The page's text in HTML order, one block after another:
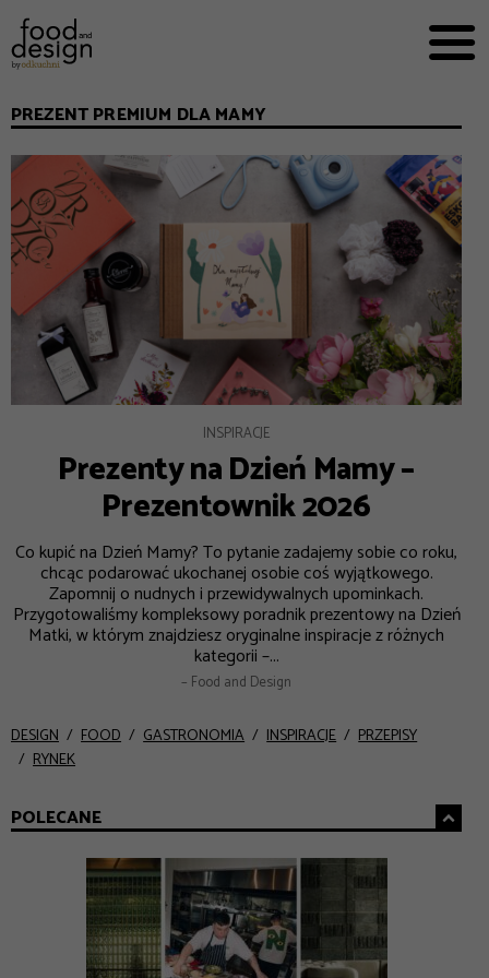


EKSPERCI
FOOD WORKING
E-BOOKI
O NAS
REKLAMA
PREZENT PREMIUM DLA MAMY
INSPIRACJE
Prezenty na Dzień Mamy –
Prezentownik 2026
Co kupić na Dzień Mamy? To pytanie zadajemy sobie co roku,
chcąc podarować ukochanej osobie coś wyjątkowego.
Zapomnij o nudnych i przewidywalnych upominkach.
Przygotowaliśmy kompleksowy poradnik prezentowy na Dzień
Matki, w którym znajdziesz oryginalne inspiracje z różnych
kategorii –...
– Food and Design
DESIGN FOOD GASTRONOMIA INSPIRACJE
PRZEPISY
RYNEK
POLECANE